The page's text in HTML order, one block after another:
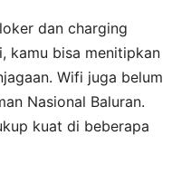
dan charging
kamu bisa menitipkan
Wifi juga belum
Nasional Baluran.
kuat di beberapa